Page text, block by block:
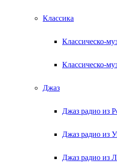
Классика
Классическо-
Классическо-
Джаз
Джаз радио из
Джаз радио из
Джаз радио из